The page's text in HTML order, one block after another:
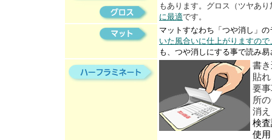
もあります。グロス（ツヤあり
に最適です。
マットすなわち「つや消し」
いた風合いに仕上がりますの
も、つや消しにする事で読み
書
貼
要
所
消
検
使